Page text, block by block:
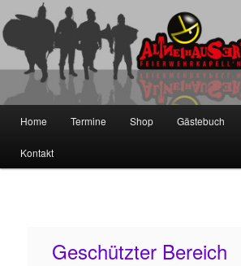
primären
Inhalt
springenDie Altneihauser
Home Termine Shop Gästebuch
Kontakt
Geschützter Bereich